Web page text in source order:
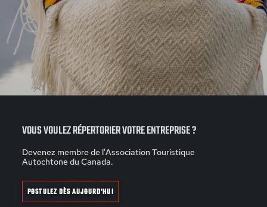
VOUS VOULEZ RÉPERTORIER VOTRE ENTREPRISE ?
Devenez membre de l'Association Touristique
Autochtone du Canada.
POSTULEZ DÈS AUJOURD'HUI